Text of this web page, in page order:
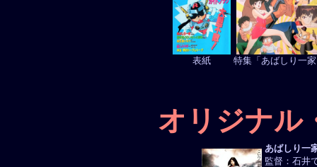
表紙 特集「あばしり一
オリジナル
あばしり一
監督：石井